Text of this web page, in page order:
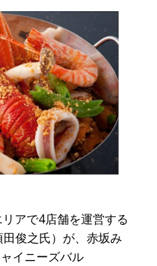
アで4店舗を運営する
俊之氏）が、赤坂み
イニーズバル